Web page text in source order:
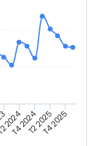
2024
T4 2024T2 2025T4 2025